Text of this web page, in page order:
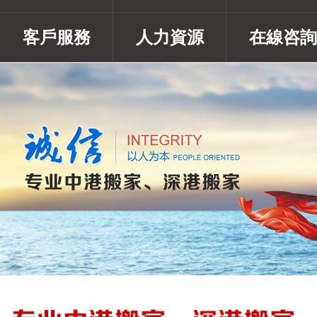
客戶服務 人力資源 在線咨詢